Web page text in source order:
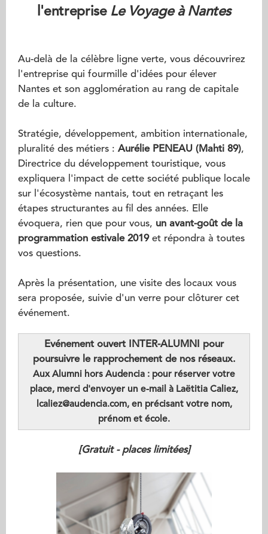
l'entreprise Le Voyage à Nantes
Au-delà de la célèbre ligne verte, vous découvrirez
l'entreprise qui fourmille d'idées pour élever
Nantes et son agglomération au rang de capitale
de la culture.
Stratégie, développement, ambition internationale,
pluralité des métiers : Aurélie PENEAU (Mahti 89),
Directrice du développement touristique, vous
expliquera l'impact de cette société publique locale
sur l'écosystème nantais, tout en retraçant les
étapes structurantes au fil des années. Elle
évoquera, rien que pour vous, un avant-goût de la
programmation estivale 2019et répondra à toutes
vos questions.
Après la présentation, une visite des locaux vous
sera proposée, suivie d'un verre pour clôturer cet
événement.
Evénement ouvert INTER-ALUMNI pour
poursuivre le rapprochement de nos réseaux.
Aux Alumni hors Audencia : pour réserver votre
place, merci d'envoyer un e-mail à Laëtitia Caliez,
lcaliez@audencia.com, en précisant votre nom,
prénom et école.
[Gratuit - places limitées]